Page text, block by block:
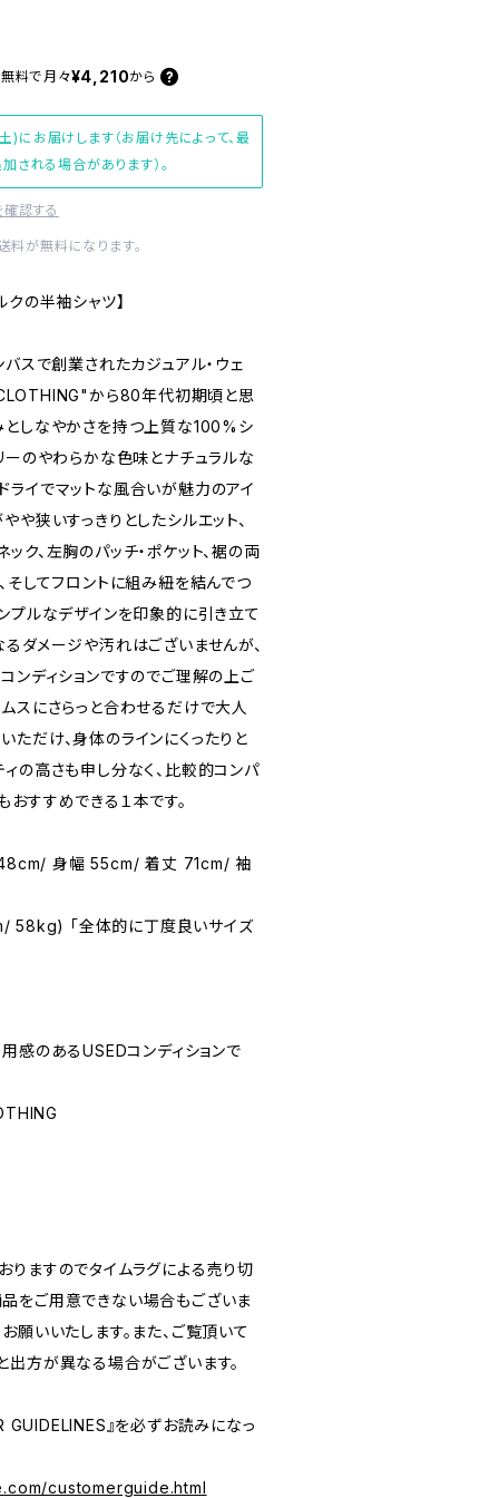
料で月々¥4,210から
にお届けします（お届け先によって、最
される場合があります）。
認する
が無料になります。
クの半袖シャツ】
スで創業されたカジュアル・ウェ
から80年代初期頃と思
としなやかさを持つ上質な100%シ
ーのやわらかな色味とナチュラルな
ライでマットな風合いが魅力のアイ
や狭いすっきりとしたシルエット、
ク、左胸のパッチ・ポケット、裾の両
そしてフロントに組み紐を結んでつ
プルなデザインを印象的に引き立て
ダメージや汚れはございませんが、
ディションですのでご理解の上ご
スにさらっと合わせるだけで大人
だけ、身体のラインにくったりと
の高さも申し分なく、比較的コンパ
すすめできる１本です。
身幅 55cm/ 着丈 71cm/ 袖
「全体的に丁度良いサイズ
あるUSEDコンディションで
りますのでタイムラグによる売り切
をご用意できない場合もございま
願いいたします。また、ご覧頂いて
出方が異なる場合がございます。
GUIDELINES』を必ずお読みになっ
customerguide.html